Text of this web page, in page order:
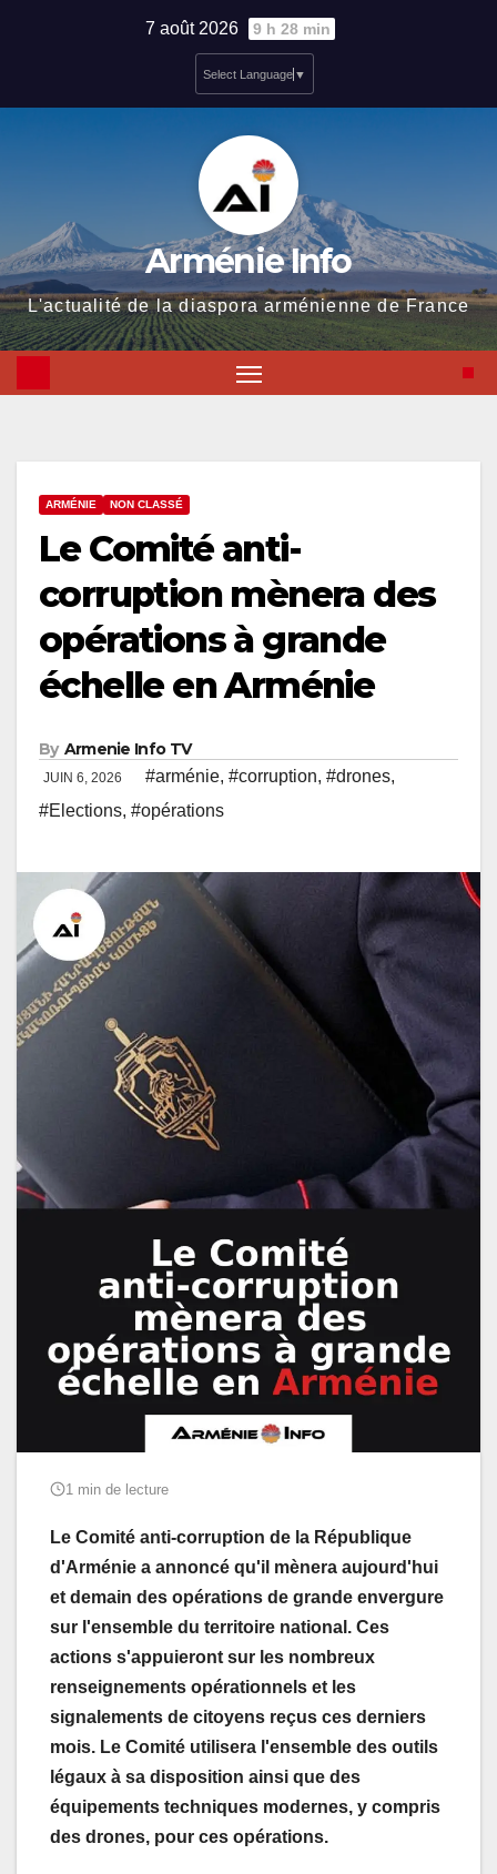
7 août 2026 9 h 28 min
Select Language ▼
Arménie Info
L'actualité de la diaspora arménienne de France
ARMÉNIE NON CLASSÉ
Le Comité anti-
corruption mènera des
opérations à grande
échelle en Arménie
By Armenie Info TV
JUIN 6, 2026 #arménie, #corruption, #drones,
#Elections, #opérations
1 min de lecture
Le Comité anti-corruption de la République
d'Arménie a annoncé qu'il mènera aujourd'hui
et demain des opérations de grande envergure
sur l'ensemble du territoire national. Ces
actions s'appuieront sur les nombreux
renseignements opérationnels et les
signalements de citoyens reçus ces derniers
mois. Le Comité utilisera l'ensemble des outils
légaux à sa disposition ainsi que des
équipements techniques modernes, y compris
des drones, pour ces opérations.